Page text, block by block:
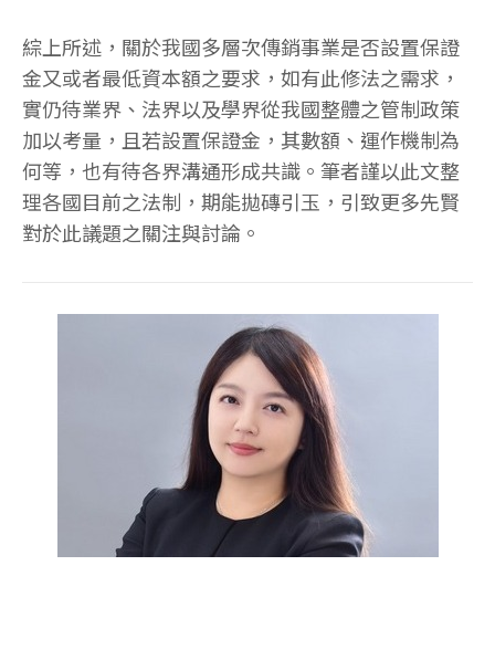
綜上所述，關於我國多層次傳銷事業是否設置保證
金又或者最低資本額之要求，如有此修法之需求，
實仍待業界、法界以及學界從我國整體之管制政策
加以考量，且若設置保證金，其數額、運作機制為
何等，也有待各界溝通形成共識。筆者謹以此文整
理各國目前之法制，期能拋磚引玉，引致更多先賢
對於此議題之關注與討論。